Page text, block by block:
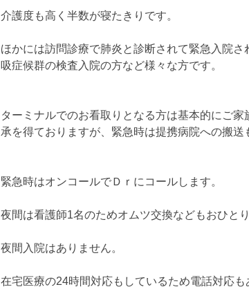
介護度も高く半数が寝たきりです。
ほかには訪問診療で肺炎と診断されて緊急入院さ
吸症候群の検査入院の方など様々な方です。
ターミナルでのお看取りとなる方は基本的にご家
承を得ておりますが、緊急時は提携病院への搬送
緊急時はオンコールでＤｒにコールします。
夜間は看護師1名のためオムツ交換などもおひと
夜間入院はありません。
在宅医療の24時間対応もしているため電話対応も